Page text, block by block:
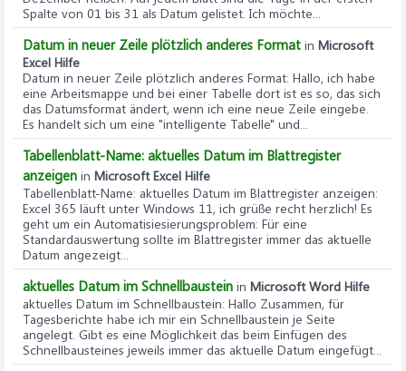
Spalte von 01 bis 31 als Datum gelistet. Ich möchte...
Datum in neuer Zeile plötzlich anderes Format in Microsoft
Excel Hilfe
Datum in neuer Zeile plötzlich anderes Format: Hallo, ich habe
eine Arbeitsmappe und bei einer Tabelle dort ist es so, das sich
das Datumsformat ändert, wenn ich eine neue Zeile eingebe.
Es handelt sich um eine "intelligente Tabelle" und...
Tabellenblatt-Name: aktuelles Datum im Blattregister
anzeigen in Microsoft Excel Hilfe
Tabellenblatt-Name: aktuelles Datum im Blattregister anzeigen:
Excel 365 läuft unter Windows 11, ich grüße recht herzlich! Es
geht um ein Automatisiesierungsproblem: Für eine
Standardauswertung sollte im Blattregister immer das aktuelle
Datum angezeigt...
aktuelles Datum im Schnellbaustein in Microsoft Word Hilfe
aktuelles Datum im Schnellbaustein: Hallo Zusammen, für
Tagesberichte habe ich mir ein Schnellbaustein je Seite
angelegt. Gibt es eine Möglichkeit das beim Einfügen des
Schnellbausteines jeweils immer das aktuelle Datum eingefügt...